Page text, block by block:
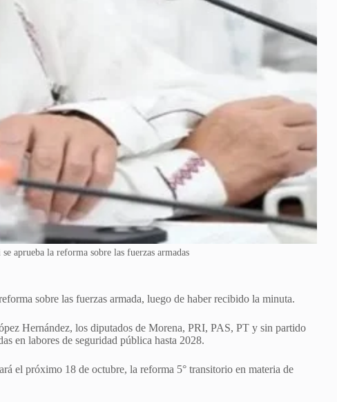
aprueba la reforma sobre las fuerzas armadas
sobre las fuerzas armada, luego de haber recibido la minuta.
Hernández, los diputados de Morena, PRI, PAS, PT y sin partido
en labores de seguridad pública hasta 2028.
el próximo 18 de octubre, la reforma 5° transitorio en materia de